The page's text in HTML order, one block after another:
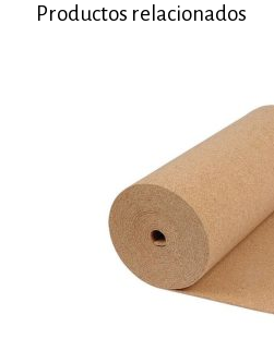
Productos relacionados